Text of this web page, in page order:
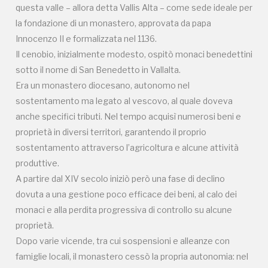
questa valle – allora detta Vallis Alta – come sede ideale per
la fondazione di un monastero, approvata da papa
Innocenzo II e formalizzata nel 1136.
Il cenobio, inizialmente modesto, ospitò monaci benedettini
sotto il nome di San Benedetto in Vallalta.
Era un monastero diocesano, autonomo nel
sostentamento ma legato al vescovo, al quale doveva
anche specifici tributi. Nel tempo acquisì numerosi beni e
proprietà in diversi territori, garantendo il proprio
sostentamento attraverso l’agricoltura e alcune attività
produttive.
A partire dal XIV secolo iniziò però una fase di declino
dovuta a una gestione poco efficace dei beni, al calo dei
monaci e alla perdita progressiva di controllo su alcune
proprietà.
Dopo varie vicende, tra cui sospensioni e alleanze con
famiglie locali, il monastero cessò la propria autonomia: nel
proprietà.
Dopo varie vicende, tra cui sospensioni e alleanze con
famiglie locali, il monastero cessò la propria autonomia: nel
1470 passò alla Sede Apostolica e nel 1789 venne messo
all’asta dalla Repubblica di Venezia.
Solo nel 1808 fu riacquisita dalla comunità locale.
Oggi l’abbazia necessita innanzitutto di una maggiore
valorizzazione: si tratta infatti di un luogo ancora poco